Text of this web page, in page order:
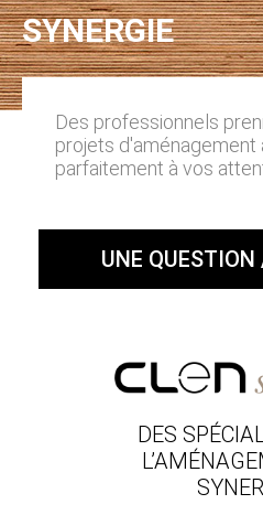
SYNERGIE
Des professionnels
projets d'aménagement
parfaitement à vos
UNE
DES